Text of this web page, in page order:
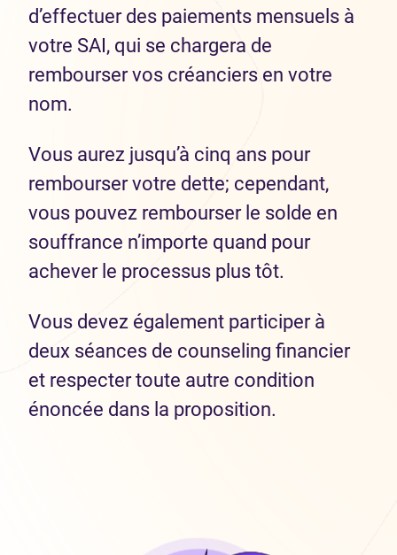
d’effectuer des paiements mensuels à
votre SAI, qui se chargera de
rembourser vos créanciers en votre
nom.
Vous aurez jusqu’à cinq ans pour
rembourser votre dette; cependant,
vous pouvez rembourser le solde en
souffrance n’importe quand pour
achever le processus plus tôt.
Vous devez également participer à
deux séances de counseling financier
et respecter toute autre condition
énoncée dans la proposition.